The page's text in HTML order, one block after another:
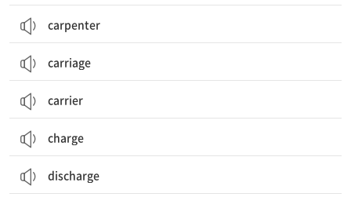
carpenter
carriage
carrier
charge
discharge